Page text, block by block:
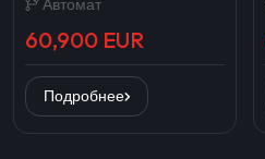
Автомат
60,900 EUR
Подробнее